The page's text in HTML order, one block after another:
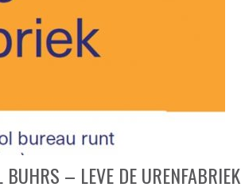
– LEVE DE URENFABRIEK